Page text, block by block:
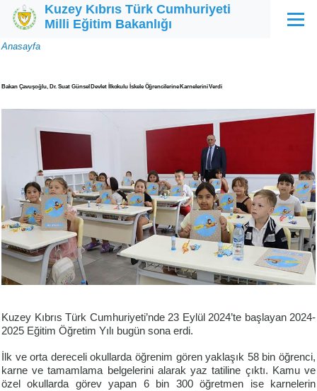
Ana içeriğe atla
Kuzey Kıbrıs Türk Cumhuriyeti
Milli Eğitim Bakanlığı
Menü
Sayfa
Anasayfa
Bakan Çavuşoğlu, Dr. Suat Günsel Devlet İlkokulu İskele Öğrencilerine Karnelerini Verdi
Kuzey Kıbrıs Türk Cumhuriyeti’nde 23 Eylül 2024’te başlayan 2024-
2025 Eğitim Öğretim Yılı bugün sona erdi.
İlk ve orta dereceli okullarda öğrenim gören yaklaşık 58 bin öğrenci,
karne ve tamamlama belgelerini alarak yaz tatiline çıktı. Kamu ve
özel okullarda görev yapan 6 bin 300 öğretmen ise karnelerin